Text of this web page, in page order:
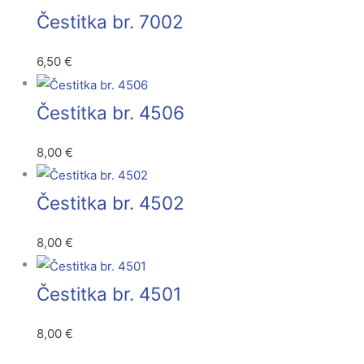
Čestitka br. 7002
6,50 €
Čestitka br. 4506
8,00 €
Čestitka br. 4502
8,00 €
Čestitka br. 4501
8,00 €